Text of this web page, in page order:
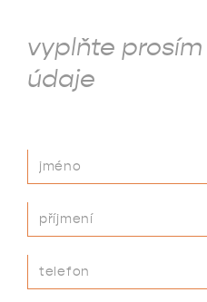
vyplňte
údaje